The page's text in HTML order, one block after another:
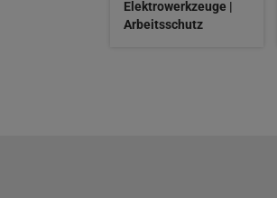
Elektrowerkzeuge |
Arbeitsschutz